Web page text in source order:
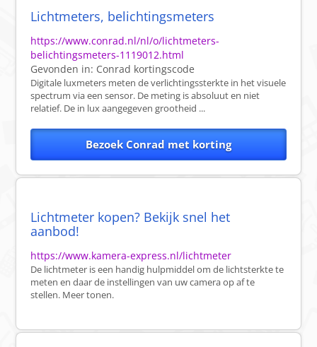
Lichtmeters, belichtingsmeters
https://www.conrad.nl/nl/o/lichtmeters-
belichtingsmeters-1119012.html
Gevonden in: Conrad kortingscode
Digitale luxmeters meten de verlichtingssterkte in het visuele
spectrum via een sensor. De meting is absoluut en niet
relatief. De in lux aangegeven grootheid ...
Bezoek Conrad met korting
Lichtmeter kopen? Bekijk snel het
aanbod!
https://www.kamera-express.nl/lichtmeter
De lichtmeter is een handig hulpmiddel om de lichtsterkte te
meten en daar de instellingen van uw camera op af te
stellen. Meer tonen.